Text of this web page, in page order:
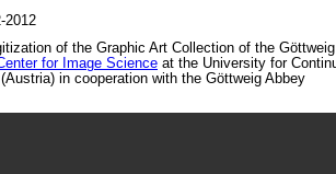
2012
of the Graphic Art Collection of the
for Image Science at the University for
in cooperation with the Göttweig Abbey